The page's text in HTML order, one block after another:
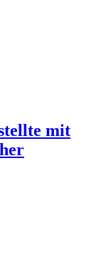
mit